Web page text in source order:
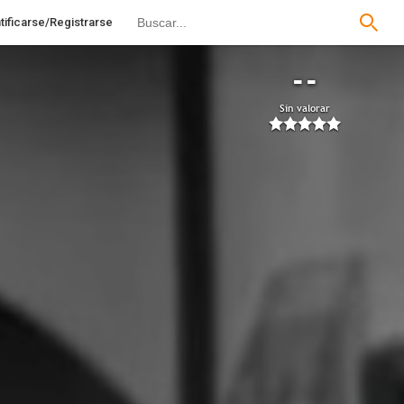
Registrarse
--
Sin valorar